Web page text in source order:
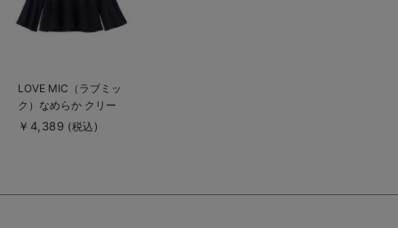
商
品
詳
細
を
LOVE MIC（ラブミッ
ク）なめらか クリー
ミーニットフレアスリ
￥4,389 (税込)